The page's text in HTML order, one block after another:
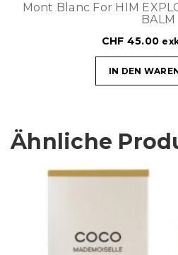
Mont Blanc For HIM
BALM
CHF 45.00
IN DEN
Ähnliche